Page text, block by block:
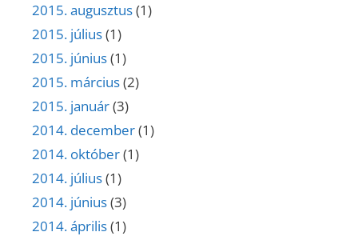
2015. augusztus(1)
2015. július(1)
2015. június(1)
2015. március(2)
2015. január(3)
2014. december(1)
2014. október(1)
2014. július(1)
2014. június(3)
2014. április(1)